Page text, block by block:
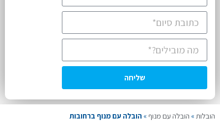
שליחה
הובלות » הובלה עם מנוף » הובלה עם מנוף ברחובות